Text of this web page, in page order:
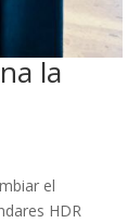
la
el
HDR